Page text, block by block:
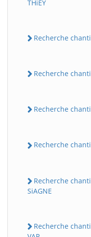
THiEY
Recherche
Recherche
Recherche
Recherche
Recherche
SiAGNE
Recherche